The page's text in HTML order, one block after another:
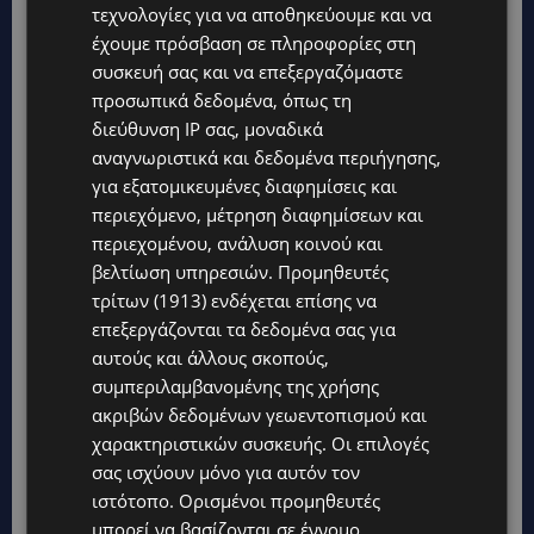
Topics
VIBE NEWS
Νέος Γενικός Διευθυντής του Hilton Nicosia ο Ilio Rodoni
VIBE NEWS
Η Peugeot είναι ο επίσημος συνεργάτης του Φεστιβάλ
Κινηματογράφου της Βενετίας
VIBE NEWS
Lidl Better Living Days #summer2026: Ένα μοναδικό ταξίδι
ευεξίας, γεμάτο γεύση, ενέργεια και χαμόγελα σε όλη την
ΚΑΤΟΙΚΙΔΙΑ
ΠΑΓΚΟΣΜΙΑ ΗΜΕΡΑ ΓΑΤΑΣ: Χιλιάδες στην Κύπρο, καθεμία
μοναδική – Το χαδιάρικο τετράποδο με τη ματιά που λιώνει
τεχνολογίες για να αποθηκεύουμε και να
έχουμε πρόσβαση σε πληροφορίες στη
συσκευή σας και να επεξεργαζόμαστε
προσωπικά δεδομένα, όπως τη
διεύθυνση IP σας, μοναδικά
αναγνωριστικά και δεδομένα περιήγησης,
για εξατομικευμένες διαφημίσεις και
περιεχόμενο, μέτρηση διαφημίσεων και
περιεχομένου, ανάλυση κοινού και
βελτίωση υπηρεσιών. Προμηθευτές
τρίτων (1913) ενδέχεται επίσης να
επεξεργάζονται τα δεδομένα σας για
αυτούς και άλλους σκοπούς,
συμπεριλαμβανομένης της χρήσης
ακριβών δεδομένων γεωεντοπισμού και
χαρακτηριστικών συσκευής. Οι επιλογές
σας ισχύουν μόνο για αυτόν τον
ιστότοπο. Ορισμένοι προμηθευτές
μπορεί να βασίζονται σε έννομο